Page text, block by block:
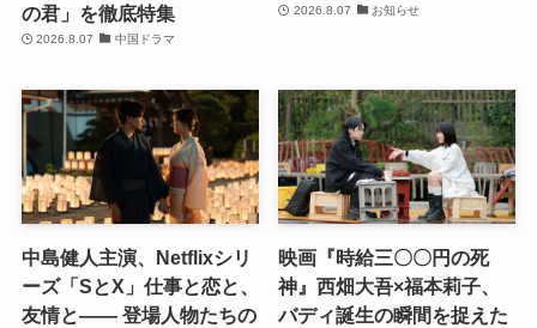
の君」を徹底特集
2026.8.07 中国ドラマ
2026.8.07 お知らせ
中島健人主演、Netflixシリ
ーズ「SとX」仕事と恋と、
友情と―― 登場人物たちの
映画『時給三〇〇円の死
神』西畑大吾×福本莉子、
バディ誕生の瞬間を捉えた